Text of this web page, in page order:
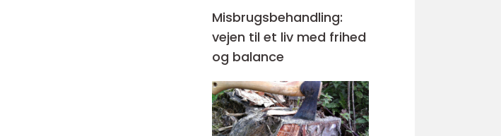
Misbrugsbehandling:
vejen til et liv med frihed
og balance